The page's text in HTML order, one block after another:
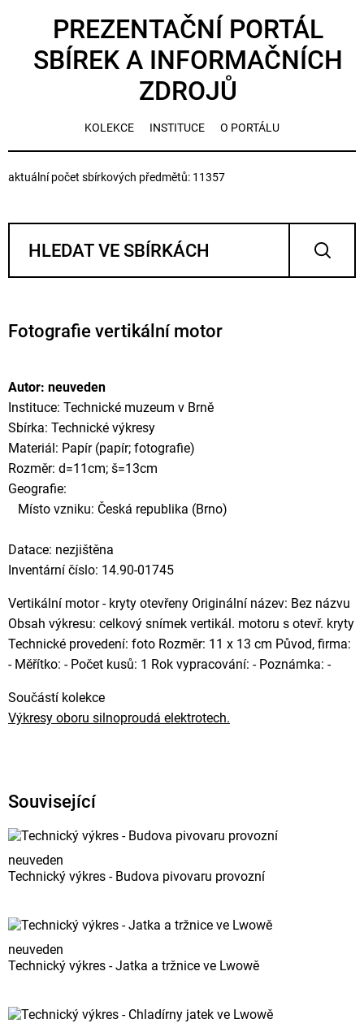
PREZENTAČNÍ PORTÁL
SBÍREK A INFORMAČNÍCH
ZDROJŮ
KOLEKCE INSTITUCE O PORTÁLU
aktuální počet sbírkových předmětů: 11357
Fotografie vertikální motor
Autor: neuveden
Instituce: Technické muzeum v Brně
Sbírka: Technické výkresy
Materiál: Papír (papír; fotografie)
Rozměr: d=11cm; š=13cm
Geografie:
Místo vzniku: Česká republika (Brno)
Datace: nezjištěna
Inventární číslo: 14.90-01745
Vertikální motor - kryty otevřeny Originální název: Bez názvu
Obsah výkresu: celkový snímek vertikál. motoru s otevř. kryty
Technické provedení: foto Rozměr: 11 x 13 cm Původ, firma:
- Měřítko: - Počet kusů: 1 Rok vypracování: - Poznámka: -
Součástí kolekce
Výkresy oboru silnoproudá elektrotech.
Související
neuveden
Technický výkres - Budova pivovaru provozní
neuveden
Technický výkres - Jatka a tržnice ve Lwowě